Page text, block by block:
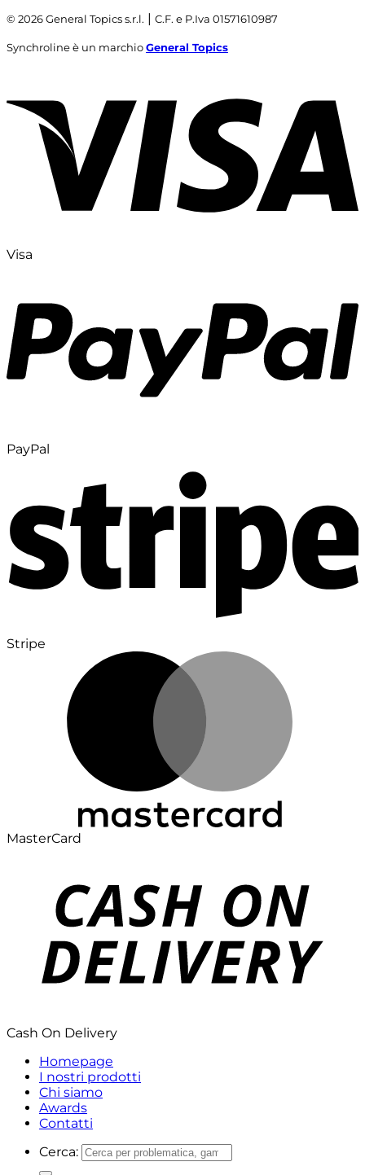
© 2026 General Topics s.r.l. | C.F. e P.Iva 01571610987
Synchroline è un marchio General Topics
Visa
PayPal
Stripe
MasterCard
Cash On Delivery
Homepage
I nostri prodotti
Chi siamo
Awards
Contatti
Cerca: